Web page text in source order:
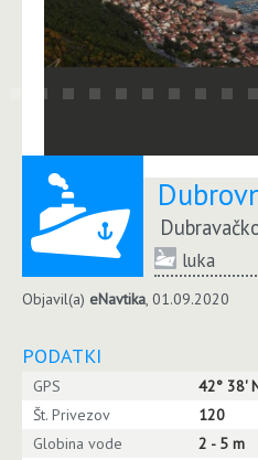
luka
Objavil(a) eNavtika, 01.09.2020
PODATKI
GPS
42° 38'
Št. Privezov
120
Globina vode
2 - 5 m